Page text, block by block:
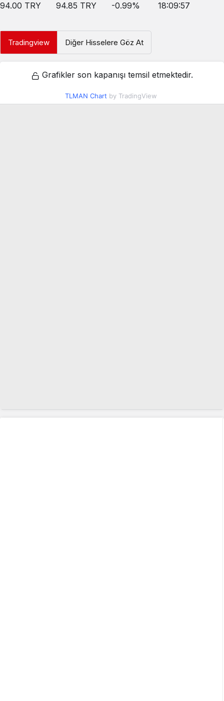
94.00 TRY
94.85 TRY
-0.99%
18:09:57
Tradingview Diğer Hisselere Göz At
Grafikler son kapanışı temsil etmektedir.
TLMAN Chart by TradingView